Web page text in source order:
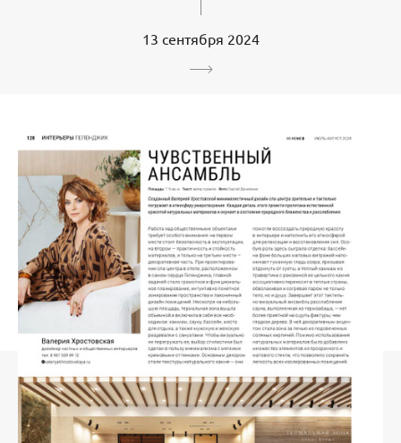
13 сентября 2024